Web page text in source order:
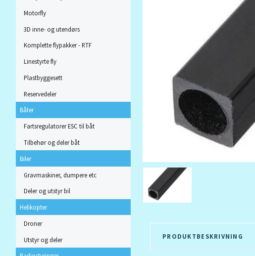
Motorfly
3D inne- og utendørs
Komplette flypakker - RTF
Linestyrte fly
Plastbyggesett
Reservedeler
Båter
Fartsregulatorer ESC til båt
Tilbehør og deler båt
Biler
Gravmaskiner, dumpere etc
Deler og utstyr bil
Helikopter
Droner
Utstyr og deler PRODUKTBESKRIVNING